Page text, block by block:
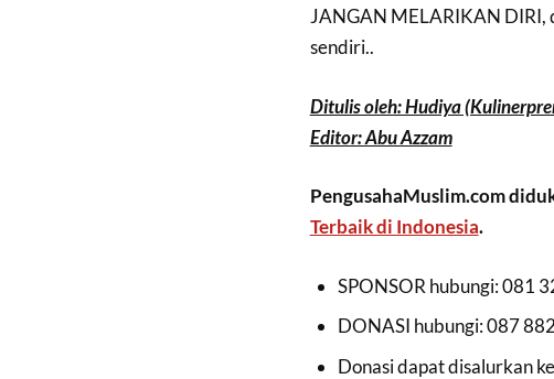
JANGAN MELARIKAN DIRI,
sendiri..
Ditulis oleh: Hudiya
Editor: Abu Azzam
PengusahaMuslim.com
Terbaik di Indonesia.
SPONSOR hubungi: 081
DONASI hubungi: 087
Donasi dapat disalurkan